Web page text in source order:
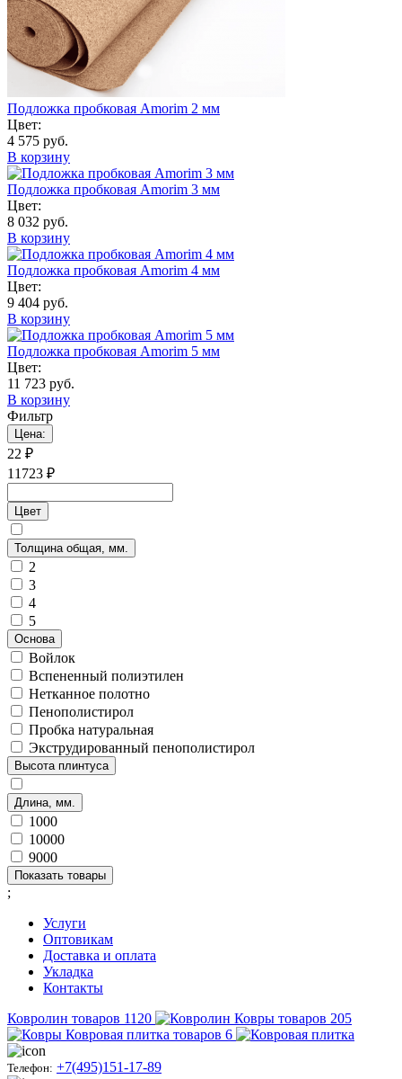
Подложка пробковая Amorim 2 мм
Цвет:
4 575 руб.
В корзину
Подложка пробковая Amorim 3 мм
Цвет:
8 032 руб.
В корзину
Подложка пробковая Amorim 4 мм
Цвет:
9 404 руб.
В корзину
Подложка пробковая Amorim 5 мм
Цвет:
11 723 руб.
В корзину
Фильтр
Цена:
22 ₽
11723 ₽
Цвет
Толщина общая, мм.
2
3
4
5
Основа
Войлок
Вспененный полиэтилен
Нетканное полотно
Пенополистирол
Пробка натуральная
Экструдированный пенополистирол
Высота плинтуса
Длина, мм.
1000
10000
9000
Показать товары
;
Услуги
Оптовикам
Доставка и оплата
Укладка
Контакты
Ковролин товаров 1120 Ковры товаров 205
Ковровая плитка товаров 6
Телефон: +7(495)151-17-89